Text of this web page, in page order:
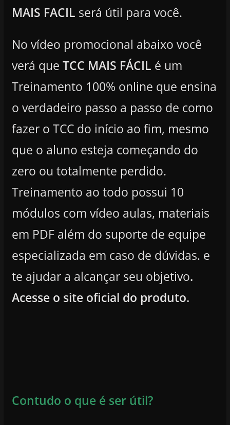
MAIS FACIL será útil para você.
No vídeo promocional abaixo você
verá que TCC MAIS FÁCIL é um
Treinamento 100% online que ensina
o verdadeiro passo a passo de como
fazer o TCC do início ao fim, mesmo
que o aluno esteja começando do
zero ou totalmente perdido.
Treinamento ao todo possui 10
módulos com vídeo aulas, materiais
em PDF além do suporte de equipe
especializada em caso de dúvidas. e
te ajudar a alcançar seu objetivo.
Acesse o site oficial do produto.
Contudo o que é ser útil?